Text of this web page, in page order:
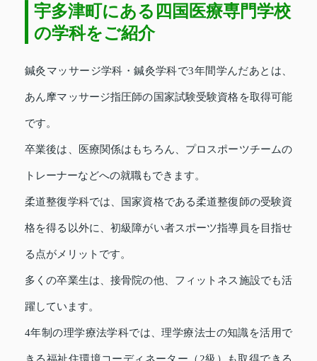
宇多津町にある四国医療専門学校
の学科をご紹介
鍼灸マッサージ学科・鍼灸学科で3年間学んだあとは、
あん摩マッサージ指圧師の国家試験受験資格を取得可能
です。
卒業後は、医療関係はもちろん、プロスポーツチームの
トレーナーなどへの就職もできます。
柔道整復学科では、国家資格である柔道整復師の受験資
格を得る以外に、初級障がい者スポーツ指導員を目指せ
る点がメリットです。
多くの卒業生は、接骨院の他、フィットネス施設でも活
躍しています。
4年制の理学療法学科では、理学療法士の知識を活用で